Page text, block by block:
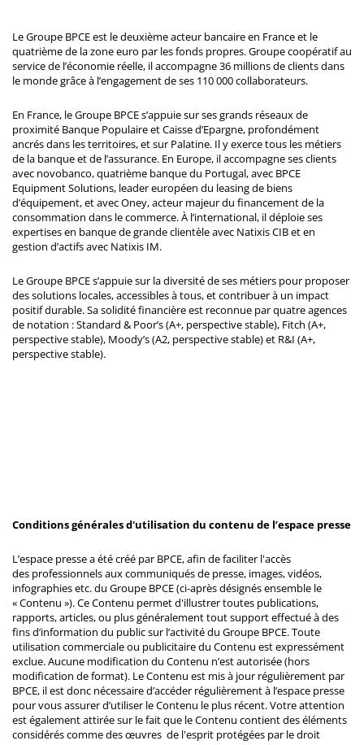
Le Groupe BPCE est le deuxième acteur bancaire en France et le
quatrième de la zone euro par les fonds propres. Groupe coopératif au
service de l’économie réelle, il accompagne 36 millions de clients dans
le monde grâce à l’engagement de ses 110 000 collaborateurs.
En France, le Groupe BPCE s’appuie sur ses grands réseaux de
proximité Banque Populaire et Caisse d’Epargne, profondément
ancrés dans les territoires, et sur Palatine. Il y exerce tous les métiers
de la banque et de l’assurance. En Europe, il accompagne ses clients
avec novobanco, quatrième banque du Portugal, avec BPCE
Equipment Solutions, leader européen du leasing de biens
d’équipement, et avec Oney, acteur majeur du financement de la
consommation dans le commerce. À l’international, il déploie ses
expertises en banque de grande clientèle avec Natixis CIB et en
gestion d’actifs avec Natixis IM.
Le Groupe BPCE s’appuie sur la diversité de ses métiers pour proposer
des solutions locales, accessibles à tous, et contribuer à un impact
positif durable. Sa solidité financière est reconnue par quatre agences
de notation : Standard & Poor’s (A+, perspective stable), Fitch (A+,
perspective stable), Moody’s (A2, perspective stable) et R&I (A+,
perspective stable).
Conditions générales d'utilisation du contenu de l’espace presse
L’espace presse a été créé par BPCE, afin de faciliter l'accès
des professionnels aux communiqués de presse, images, vidéos,
infographies etc. du Groupe BPCE (ci-après désignés ensemble le
« Contenu »). Ce Contenu permet d'illustrer toutes publications,
rapports, articles, ou plus généralement tout support effectué à des
fins d’information du public sur l’activité du Groupe BPCE. Toute
utilisation commerciale ou publicitaire du Contenu est expressément
exclue. Aucune modification du Contenu n’est autorisée (hors
modification de format). Le Contenu est mis à jour régulièrement par
BPCE, il est donc nécessaire d’accéder régulièrement à l’espace presse
pour vous assurer d’utiliser le Contenu le plus récent. Votre attention
est également attirée sur le fait que le Contenu contient des éléments
considérés comme des œuvres de l'esprit protégées par le droit